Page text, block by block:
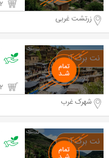
زرتشت غربی
شهرک غرب